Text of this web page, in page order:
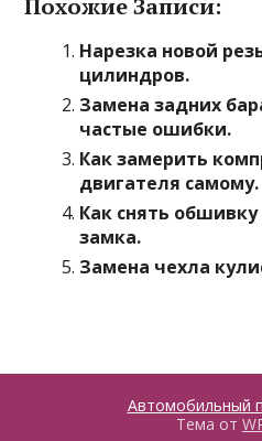
Похожие Записи:
Нарезка новой
цилиндров.
Замена задних
частые ошибки.
Как замерить
двигателя самому.
Как снять
замка.
Замена чехла
Автомобильный
Тема от